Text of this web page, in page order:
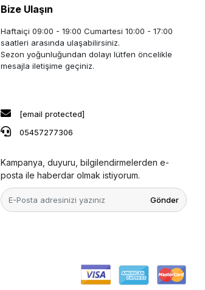
Bize Ulaşın
Haftaiçi 09:00 - 19:00 Cumartesi 10:00 - 17:00
saatleri arasında ulaşabilirsiniz.
Sezon yoğunluğundan dolayı lütfen öncelikle
mesajla iletişime geçiniz.
[email protected]
05457277306
Kampanya, duyuru, bilgilendirmelerden e-
posta ile haberdar olmak istiyorum.
Gönder